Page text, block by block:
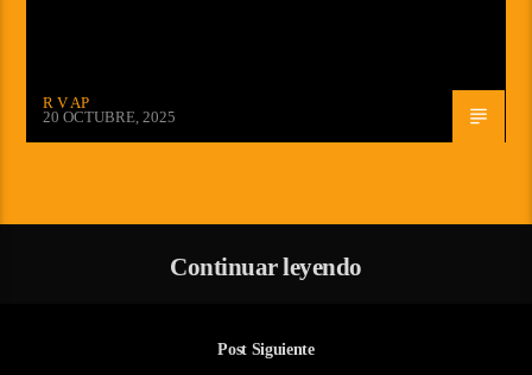
R V AP
20 OCTUBRE, 2025
Continuar leyendo
Post Siguiente